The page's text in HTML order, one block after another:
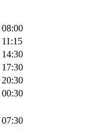
08:00
11:15
14:30
17:30
20:30
00:30
07:30